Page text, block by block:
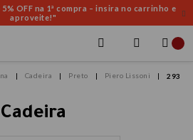
OFF na 1ª compra – insira no carrinho e
aproveite!"
Cadeira Preto Piero Lissoni 293
Cadeira